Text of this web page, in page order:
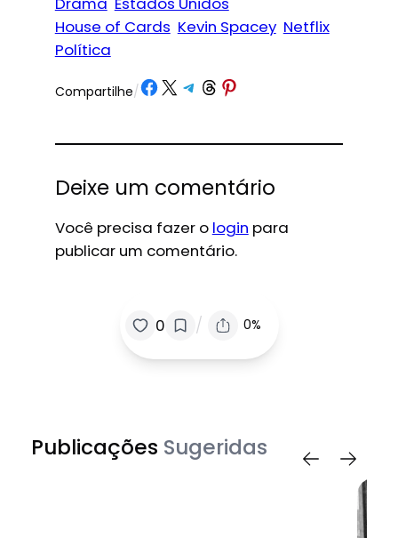
House of Cards Kevin Spacey Netflix
Política
Compartilhe/Share on Facebook
Share on X Share on Telegram
Share on Threads
Share on Pinterest
Deixe um comentário
Você precisa fazer o login para
publicar um comentário.
0 / 0%
Publicações Sugeridas